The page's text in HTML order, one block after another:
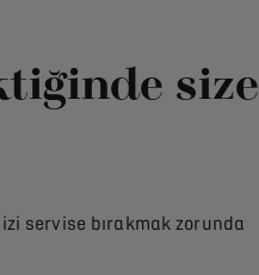
size
servise bırakmak zorunda